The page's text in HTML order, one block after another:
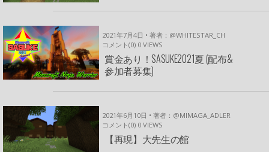
2021年7月4日 • 著者：@WHITESTAR_CH
コメント(0) 0 VIEWS
賞金あり！SASUKE2021夏 (配布&
参加者募集)
2021年6月10日 • 著者：@MIMAGA_ADLER
コメント(0) 0 VIEWS
【再現】大先生の館